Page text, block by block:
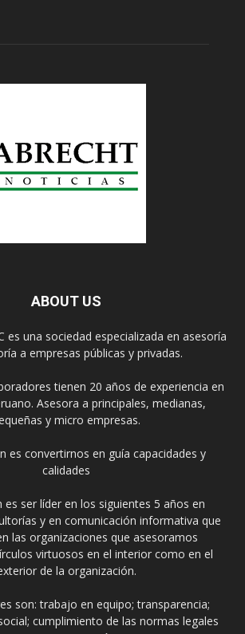
ABOUT US
es una sociedad especializada en asesoría
a empresas públicas y privadas.
tienen 20 años de experiencia en
Asesora a principales, medianas,
y micro empresas.
es convertirnos en guía capacidades y
calidades
es ser líder en los siguientes 5 años en
y en comunicación informativa que
las organizaciones que asesoramos
virtuosos en el interior como en el
de la organización.
son: trabajo en equipo; transparencia;
cumplimiento de las normas legales